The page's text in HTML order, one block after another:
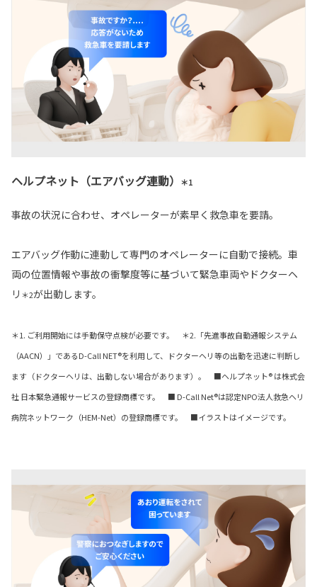
ヘルプネット（エアバッグ連動） ＊1
事故の状況に合わせ、オペレーターが素早く救急車を要請。
エアバッグ作動に連動して専門のオペレーターに自動で接続。車
両の位置情報や事故の衝撃度等に基づいて緊急車両やドクターヘ
リ ＊2が出動します。
＊1. ご利用開始には手動保守点検が必要です。 ＊2.「先進事故自動通報システム
（AACN）」であるD-Call NET®を利用して、ドクターヘリ等の出動を迅速に判断し
ます（ドクターヘリは、出動しない場合があります）。 ■ヘルプネット® は株式会
社 日本緊急通報サービスの登録商標です。 ■ D-Call Net®は認定NPO法人救急ヘリ
病院ネットワーク（HEM-Net）の登録商標です。 ■イラストはイメージです。